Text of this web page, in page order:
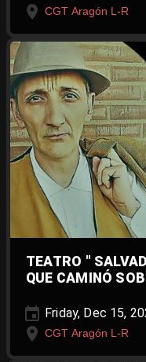
CGT Aragón L-R
TEATRO "
QUE CAMINÓ
Friday, Dec 15,
CGT Aragón L-R